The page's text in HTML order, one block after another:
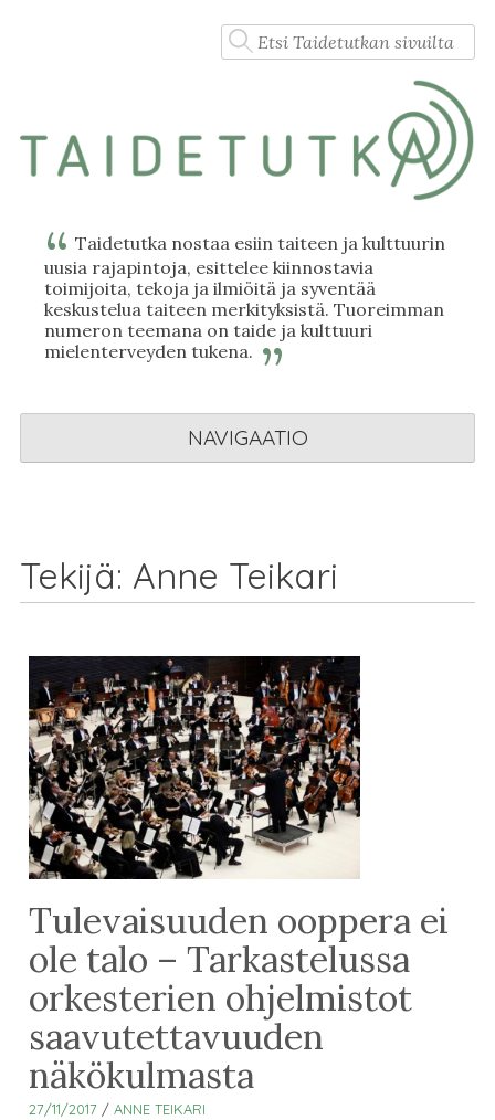
Taidetutka nostaa esiin taiteen ja kulttuurin
uusia rajapintoja, esittelee kiinnostavia
toimijoita, tekoja ja ilmiöitä ja syventää
keskustelua taiteen merkityksistä. Tuoreimman
numeron teemana on taide ja kulttuuri
mielenterveyden tukena.
NAVIGAATIO
Tekijä: Anne Teikari
Tulevaisuuden ooppera ei
ole talo – Tarkastelussa
orkesterien ohjelmistot
saavutettavuuden
näkökulmasta
27/11/2017 /ANNE TEIKARI